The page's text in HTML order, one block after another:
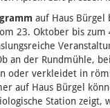
auf Haus Bürgel
23. Oktober bis zum
an der Rundmühle,
oder verkleidet in
auf Haus Bürgel
Station zeigt,